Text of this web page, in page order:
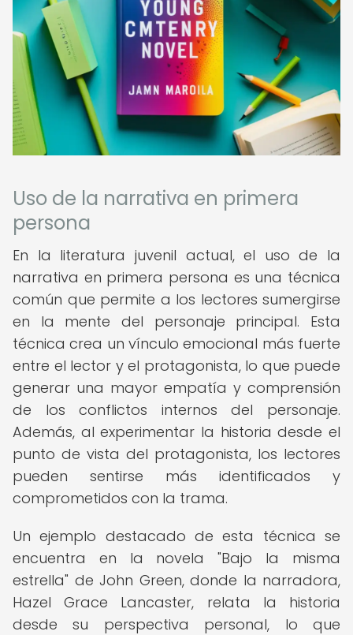
Uso de la narrativa en primera
persona
En la literatura juvenil actual, el uso de la
narrativa en primera persona es una técnica
común que permite a los lectores sumergirse
en la mente del personaje principal. Esta
técnica crea un vínculo emocional más fuerte
entre el lector y el protagonista, lo que puede
generar una mayor empatía y comprensión
de los conflictos internos del personaje.
Además, al experimentar la historia desde el
punto de vista del protagonista, los lectores
pueden sentirse más identificados y
comprometidos con la trama.
Un ejemplo destacado de esta técnica se
encuentra en la novela "Bajo la misma
estrella" de John Green, donde la narradora,
Hazel Grace Lancaster, relata la historia
desde su perspectiva personal, lo que